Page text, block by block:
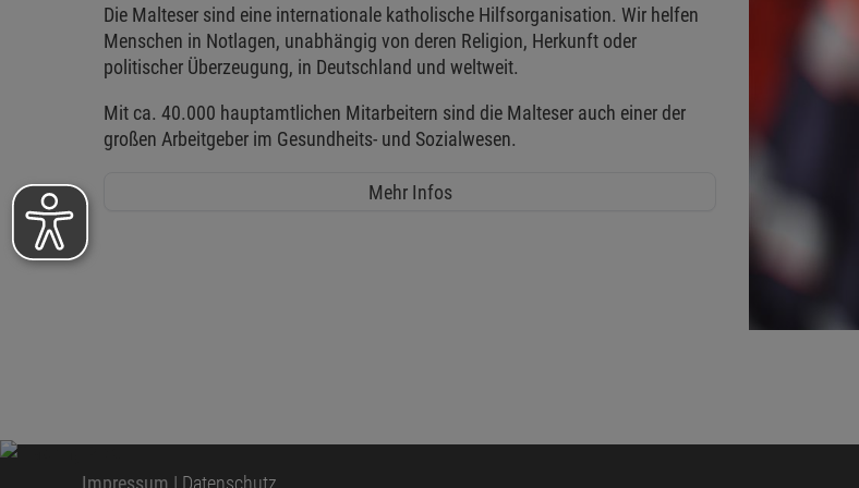
Die Malteser sind eine internationale katholische Hilfsorganisation. Wir helfen
Menschen in Notlagen, unabhängig von deren Religion, Herkunft oder
politischer Überzeugung, in Deutschland und weltweit.
Mit ca. 40.000 hauptamtlichen Mitarbeitern sind die Malteser auch einer der
großen Arbeitgeber im Gesundheits- und Sozialwesen.
Mehr Infos
Impressum | Datenschutz